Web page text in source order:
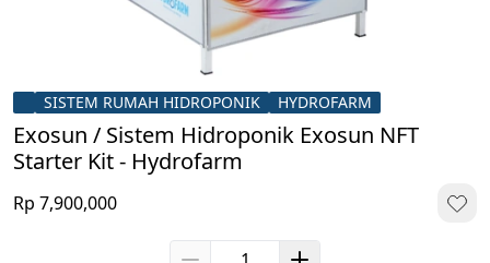
SISTEM RUMAH HIDROPONIK HYDROFARM
Exosun / Sistem Hidroponik Exosun NFT
Starter Kit - Hydrofarm
Rp 7,900,000